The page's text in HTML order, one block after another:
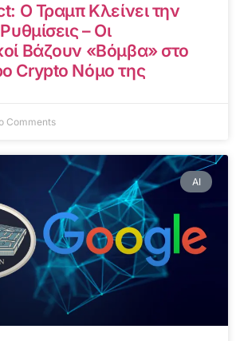
Ο Τραμπ Κλείνει την
– Οι
Βάζουν «Βόμβα» στο
Crypto Νόμο της
Comments
AI